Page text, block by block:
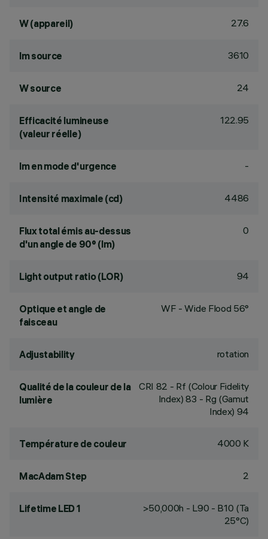
W (appareil) 27.6
lm source 3610
W source 24
Efficacité lumineuse
(valeur réelle)
122.95
lm en mode d'urgence -
Intensité maximale (cd) 4486
Flux total émis au-dessus
d'un angle de 90° (lm)
0
Light output ratio (LOR) 94
Optique et angle de
faisceau
WF - Wide Flood 56°
Adjustability rotation
Qualité de la couleur de la
lumière
CRI 82 - Rf (Colour Fidelity
Index) 83 - Rg (Gamut
Index) 94
Température de couleur 4000 K
MacAdam Step 2
Lifetime LED 1
>50,000h - L90 - B10 (Ta
25°C)